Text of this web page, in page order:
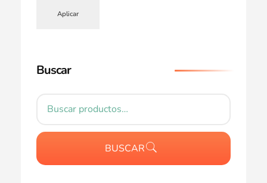
Aplicar
Buscar
BUSCAR